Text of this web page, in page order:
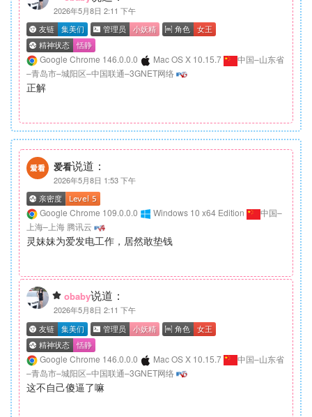
2026年5月8日 2:11 下午
Google Chrome 146.0.0.0 Mac OS X 10.15.7
中国–山东省
–青岛市–城阳区–中国联通–3GNET网络
正解
爱看说道：
2026年5月8日 1:53 下午
Google Chrome 109.0.0.0 Windows 10 x64 Edition
中国–
上海–上海 腾讯云
灵妹妹为爱发电工作，居然敢垫钱
obaby说道：
2026年5月8日 2:11 下午
Google Chrome 146.0.0.0 Mac OS X 10.15.7
中国–山东省
–青岛市–城阳区–中国联通–3GNET网络
这不自己傻逼了嘛